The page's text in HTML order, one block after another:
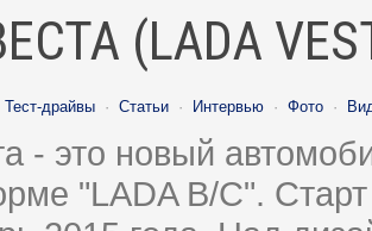
(LADA
Тест-драйвы · Статьи · Интервью · Фото ·
- это новый
"LADA B/C".